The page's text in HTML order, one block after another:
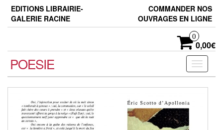
Skip
the
EDITIONS LIBRAIRIE-
GALERIE RACINE
COMMANDER NOS
OUVRAGES EN LIGNE
0
0,00€
Toggle
POESIE